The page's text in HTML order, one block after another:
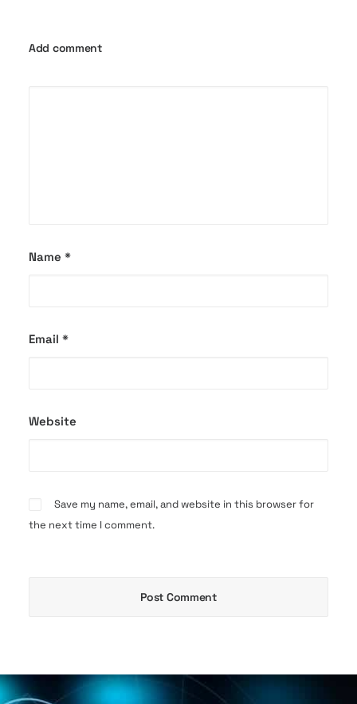
Add comment
Name *
Email *
Website
Save my name, email, and website in this browser for
the next time I comment.